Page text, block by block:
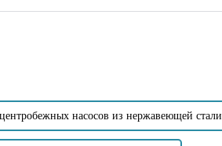
насосов из нержавеющей стали